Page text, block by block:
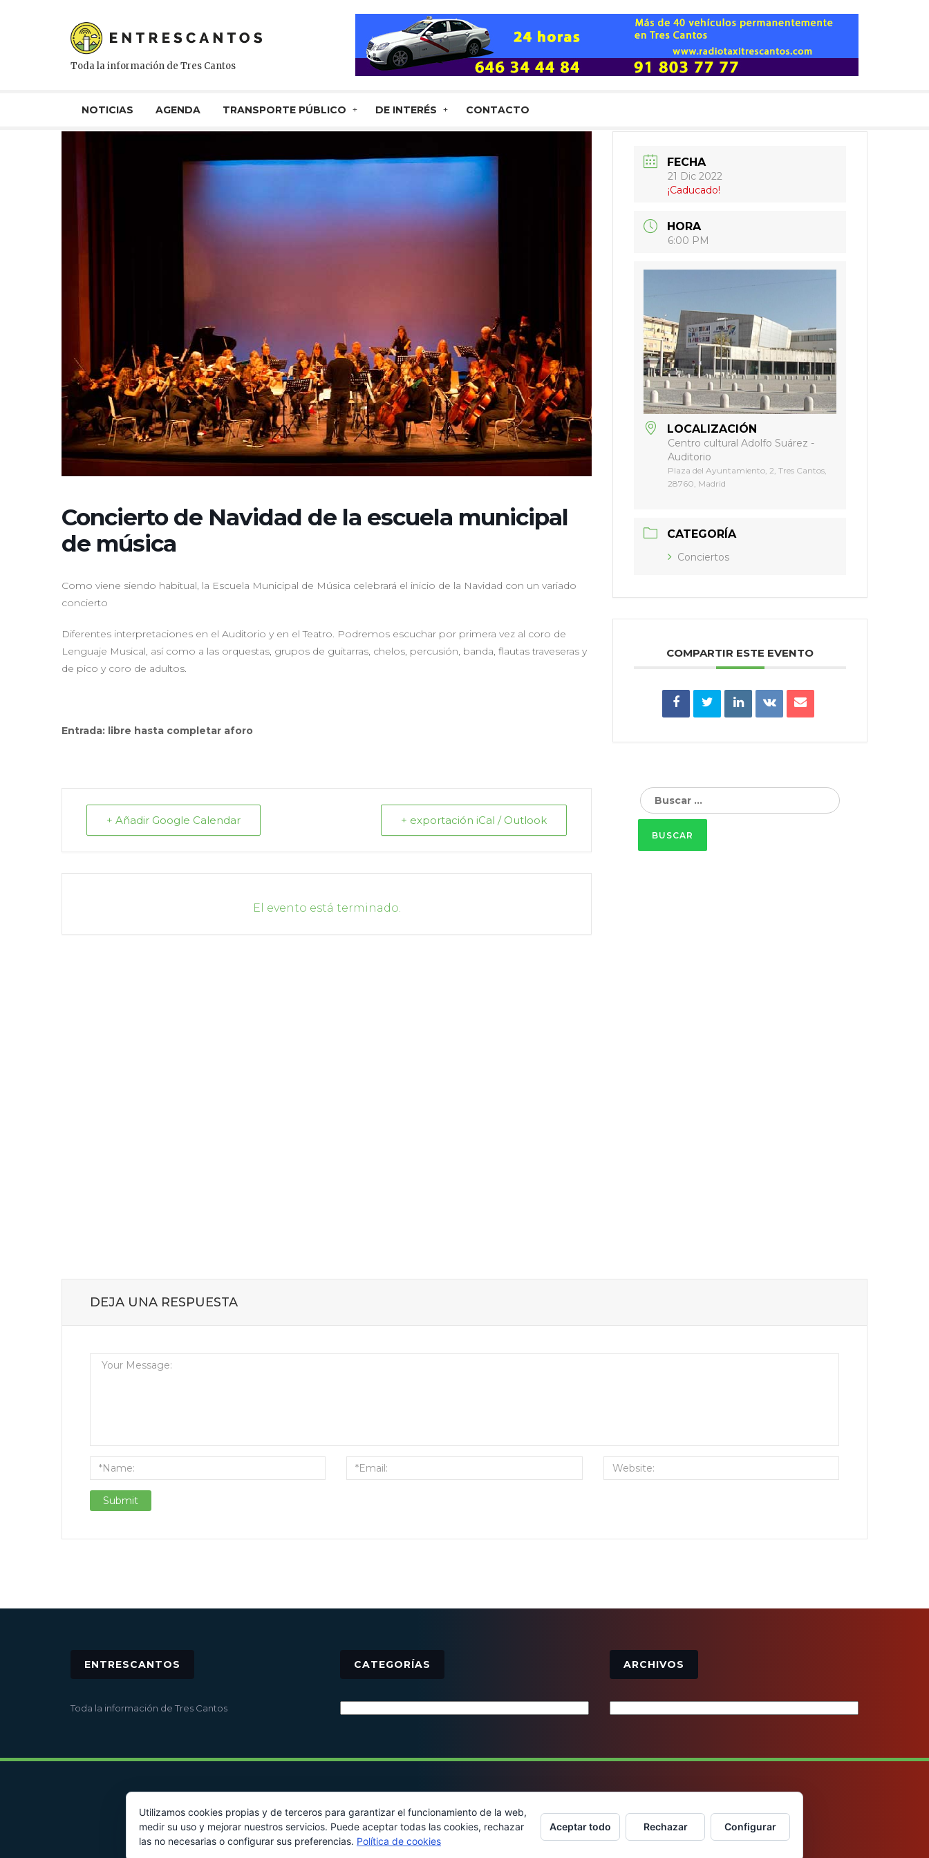
Toda la información de Tres Cantos
NOTICIAS AGENDA TRANSPORTE PÚBLICO DE INTERÉS CONTACTO
Concierto de Navidad de la escuela municipal
de música
Como viene siendo habitual, la Escuela Municipal de Música celebrará el inicio de la Navidad con un variado
concierto
Diferentes interpretaciones en el Auditorio y en el Teatro. Podremos escuchar por primera vez al coro de
Lenguaje Musical, así como a las orquestas, grupos de guitarras, chelos, percusión, banda, flautas traveseras y
de pico y coro de adultos.
Entrada: libre hasta completar aforo
+ Añadir Google Calendar + exportación iCal / Outlook
El evento está terminado.
FECHA
21 Dic 2022
¡Caducado!
HORA
6:00 PM
LOCALIZACIÓN
Centro cultural Adolfo Suárez -
Auditorio
Plaza del Ayuntamiento, 2, Tres Cantos,
28760, Madrid
CATEGORÍA
Conciertos
COMPARTIR ESTE EVENTO
Buscar:
DEJA UNA RESPUESTA
ENTRESCANTOS
Toda la información de Tres Cantos
CATEGORÍAS ARCHIVOS
© 2016 - Todos los derechos reservados
Utilizamos cookies propias y de terceros para garantizar el funcionamiento de la web,
medir su uso y mejorar nuestros servicios. Puede aceptar todas las cookies, rechazar
las no necesarias o configurar sus preferencias. Política de cookies
Aceptar todo Rechazar Configurar